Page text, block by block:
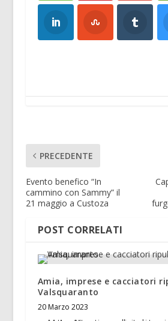
PRECEDENTE
Evento benefico “In
cammino con Sammy” il
21 maggio a Custoza
POST CORRELATI
Amia, imprese e cacciatori
Valsquaranto
20 Marzo 2023